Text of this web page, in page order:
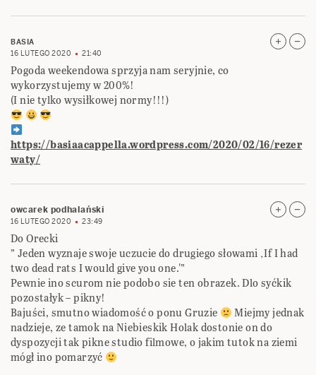
BASIA
16 LUTEGO 2020
21:40
Pogoda weekendowa sprzyja nam seryjnie, co
wykorzystujemy w 200%!
(I nie tylko wysiłkowej normy!!!)
https://basiaacappella.wordpress.com/2020/02/16/rezer
waty/
owcarek podhalański
16 LUTEGO 2020 23:49
Do Orecki
” Jeden wyznaje swoje uczucie do drugiego słowami ‚If I had
two dead rats I would give you one.'”
Pewnie ino scurom nie podobo sie ten obrazek. Dlo syćkik
pozostałyk – pikny!
Bajuści, smutno wiadomość o ponu Gruzie
Miejmy jednak
nadzieje, ze tamok na Niebieskik Holak dostonie on do
dyspozycji tak pikne studio filmowe, o jakim tutok na ziemi
mógł ino pomarzyć